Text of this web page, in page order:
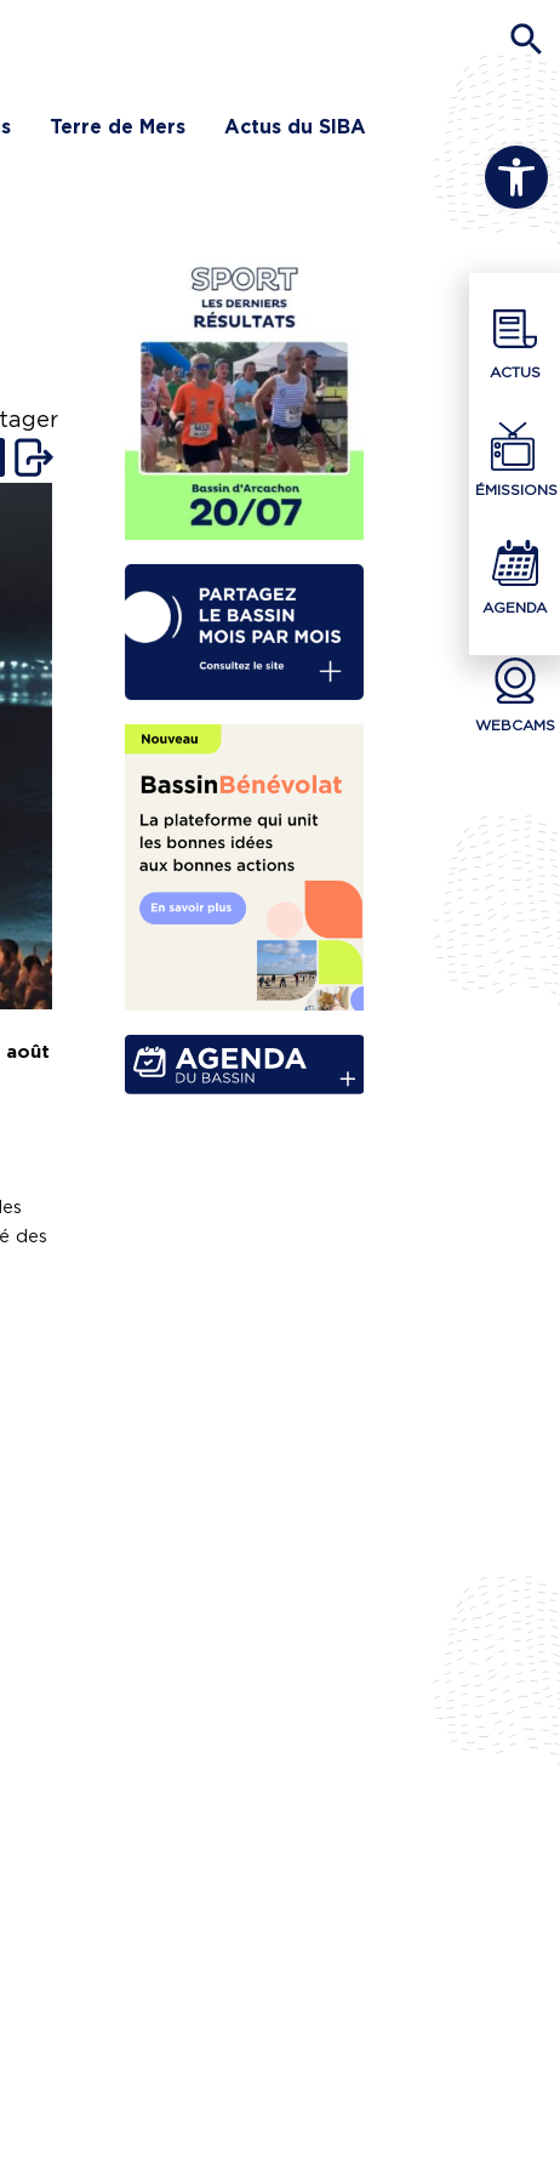
ACTUS
ÉMISSIONS
AGENDA
WEBCAMS
Terre de Mers Actus du SIBA
août
des
Ouvrir la